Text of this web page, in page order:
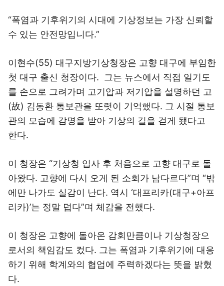
“폭염과 기후위기의 시대에 기상정보는 가장 신뢰할
수 있는 안전망입니다.”
이현수(55) 대구지방기상청장은 고향 대구에 부임한
첫 대구 출신 청장이다. 그는 뉴스에서 직접 일기도
를 손으로 그려가며 고기압과 저기압을 설명하던 고
(故) 김동환 통보관을 또렷이 기억했다. 그 시절 통보
관의 모습에 감명을 받아 기상의 길을 걷게 됐다고
한다.
이 청장은 “기상청 입사 후 처음으로 고향 대구로 돌
아왔다. 고향에 다시 오게 된 소회가 남다르다”며 “밖
에만 나가도 실감이 난다. 역시 ‘대프리카(대구+아프
리카)’는 정말 덥다”며 체감을 전했다.
이 청장은 고향에 돌아온 감회만큼이나 기상청장으
로서의 책임감도 컸다. 그는 폭염과 기후위기에 대응
하기 위해 학계와의 협업에 주력하겠다는 뜻을 밝혔
다.